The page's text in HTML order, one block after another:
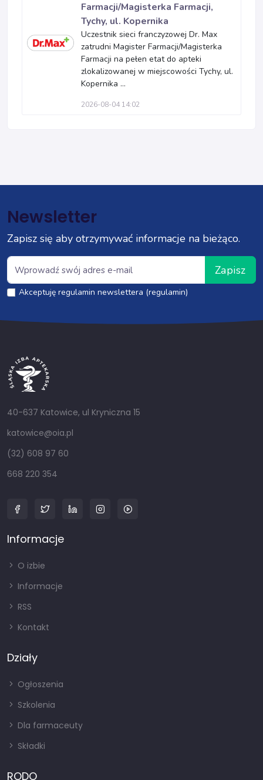
Farmacji/Magisterka Farmacji,
Tychy, ul. Kopernika
Uczestnik sieci franczyzowej Dr. Max
zatrudni Magister Farmacji/Magisterka
Farmacji na pełen etat do apteki
zlokalizowanej w miejscowości Tychy, ul.
Kopernika ...
2026-08-04 14:02
Newsletter
Zapisz się aby otrzymywać informacje na bieżąco.
Zapisz
Akceptuję regulamin newslettera (regulamin)
40-637 Katowice, ul Kryniczna 15
katowice@oia.pl
(32) 608 97 60
668 220 354
Informacje
O izbie
Informacje
RSS
Kontakt
Działy
Ogłoszenia
Szkolenia
Dla farmaceuty
Składki
RODO